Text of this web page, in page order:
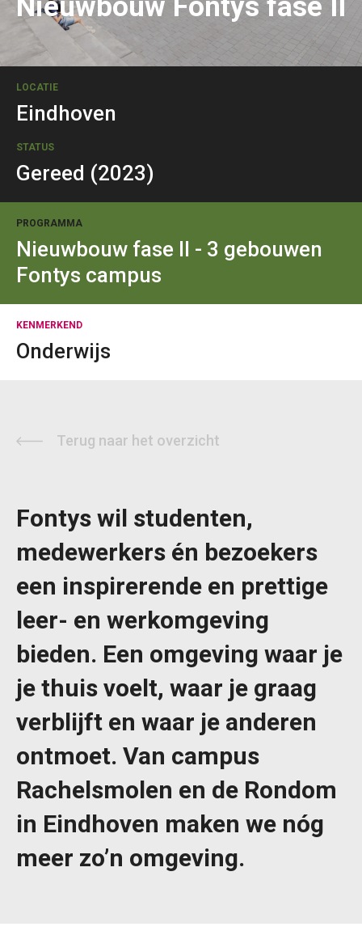
Nieuwbouw Fontys fase II
LOCATIE
Eindhoven
STATUS
Gereed (2023)
PROGRAMMA
Nieuwbouw fase II - 3 gebouwen
Fontys campus
KENMERKEND
Onderwijs
Terug naar het overzicht
Fontys wil studenten,
medewerkers én bezoekers
een inspirerende en prettige
leer- en werkomgeving
bieden. Een omgeving waar je
je thuis voelt, waar je graag
verblijft en waar je anderen
ontmoet. Van campus
Rachelsmolen en de Rondom
in Eindhoven maken we nóg
meer zo’n omgeving.